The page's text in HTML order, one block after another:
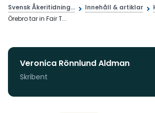
Svensk Åkeritidning... Innehåll & artiklar
Örebro tar in Fair T...
Veronica Rönnlund Aldman
Skribent